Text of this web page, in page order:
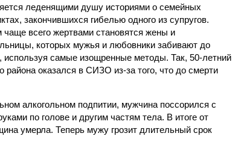
леденящими душу историями о семейных
закончившихся гибелью одного из супругов.
чаще всего жертвами становятся жены и
которых мужья и любовники забивают до
используя самые изощренные методы. Так, 50-летний
оказался в СИЗО из-за того, что до смерти
алкогольном подпитии, мужчина поссорился с
по голове и другим частям тела. В итоге от
умерла. Теперь мужу грозит длительный срок